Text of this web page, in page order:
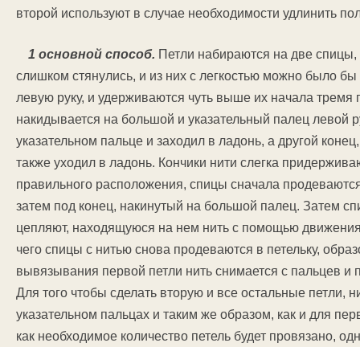
второй используют в случае необходимости удлинить
1 основной способ. Петли набираются на две спицы,
слишком стянулись, и из них с легкостью можно было
левую руку, и удерживаются чуть выше их начала
накидывается на большой и указательный палец левой
указательном пальце и заходил в ладонь, а другой
также уходил в ладонь. Кончики нити слегка
правильного расположения, спицы сначала
затем под конец, накинутый на большой палец. Затем
цепляют, находящуюся на нем нить с помощью
чего спицы с нитью снова продеваются в петельку,
вывязывания первой петли нить снимается с пальцев и
Для того чтобы сделать вторую и все остальные петли,
указательном пальцах и таким же образом, как и для
как необходимое количество петель будет провязано,